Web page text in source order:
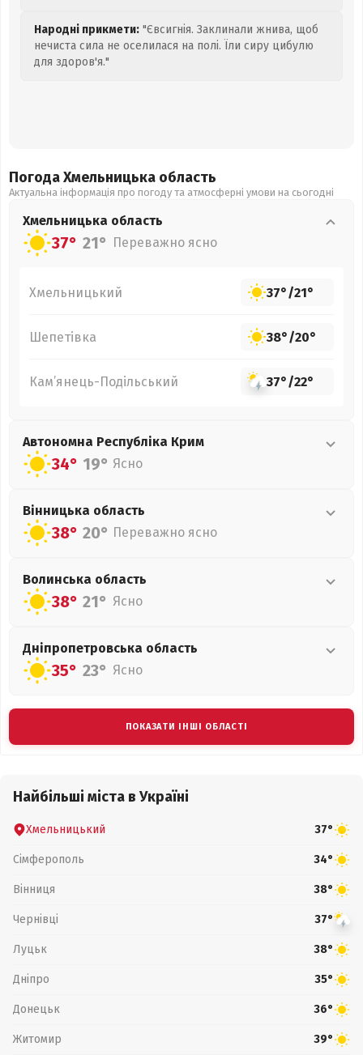
Народні прикмети: "Євсигнія. Заклинали жнива, щоб
нечиста сила не оселилася на полі. Їли сиру цибулю
для здоров'я."
Погода Хмельницька область
Актуальна інформація про погоду та атмосферні умови на сьогодні
Хмельницька область
37° 21° Переважно ясно
Хмельницький 37°/21°
Шепетівка 38°/20°
Кам’янець-Подільський 37°/22°
Автономна Республіка Крим
34° 19° Ясно
Вінницька область
38° 20° Переважно ясно
Волинська область
38° 21° Ясно
Дніпропетровська область
35° 23° Ясно
ПОКАЗАТИ ІНШІ ОБЛАСТІ
Найбільші міста в Україні
Хмельницький 37°
Сімферополь 34°
Вінниця 38°
Чернівці 37°
Луцьк 38°
Дніпро 35°
Донецьк 36°
Житомир 39°